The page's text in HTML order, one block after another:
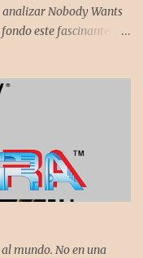
analizar Nobody Wants
este fascinante
a @GoombaVictor
está disponible
necesitamos su
gracias a todos
y nos dejan
Twitter -
-
Facebook -
mundo. No en una